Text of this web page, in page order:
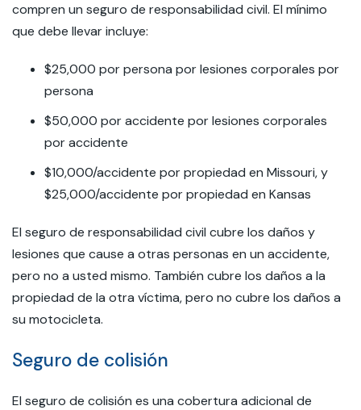
compren un seguro de responsabilidad civil. El mínimo
que debe llevar incluye:
$25,000 por persona por lesiones corporales por
persona
$50,000 por accidente por lesiones corporales
por accidente
$10,000/accidente por propiedad en Missouri, y
$25,000/accidente por propiedad en Kansas
El seguro de responsabilidad civil cubre los daños y
lesiones que cause a otras personas en un accidente,
pero no a usted mismo. También cubre los daños a la
propiedad de la otra víctima, pero no cubre los daños a
su motocicleta.
Seguro de colisión
El seguro de colisión es una cobertura adicional de